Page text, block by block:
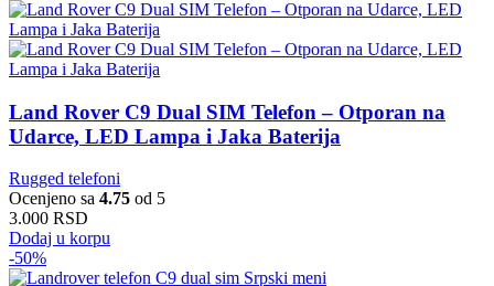
Land Rover C9 Dual SIM Telefon – Otporan na
Udarce, LED Lampa i Jaka Baterija
Rugged telefoni
Ocenjeno sa 4.75 od 5
3.000 RSD
Dodaj u korpu
-50%